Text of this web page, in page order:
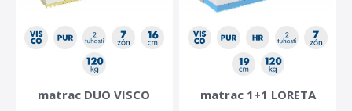
matrac DUO VISCO matrac 1+1 LORETA